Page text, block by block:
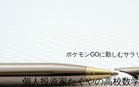
ポケモンGOに勤しむサラ
個人投資家たくやの高校数